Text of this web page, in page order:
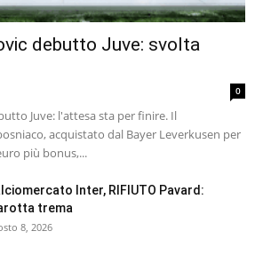
debutto Juve: svolta
0
Juve: l'attesa sta per finire. Il
acquistato dal Bayer Leverkusen per
più bonus,...
Inter, RIFIUTO Pavard:
trema
8, 2026